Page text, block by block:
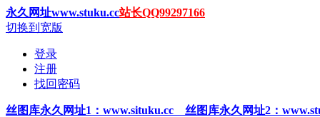
永久网址www.stuku.cc站长QQ99297166
切换到宽版
登录
注册
找回密码
丝图 库永久网址1 ：www.situku.cc 丝图库永久网址2：